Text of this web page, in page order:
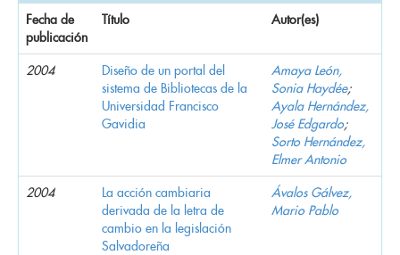
Fecha de
publicación
Título Autor(es)
2004
Diseño de un portal del
sistema de Bibliotecas de la
Universidad Francisco
Gavidia
Amaya León,
Sonia Haydée;
Ayala Hernández,
José Edgardo;
Sorto Hernández,
Elmer Antonio
2004
La acción cambiaria
derivada de la letra de
cambio en la legislación
Salvadoreña
Ávalos Gálvez,
Mario Pablo